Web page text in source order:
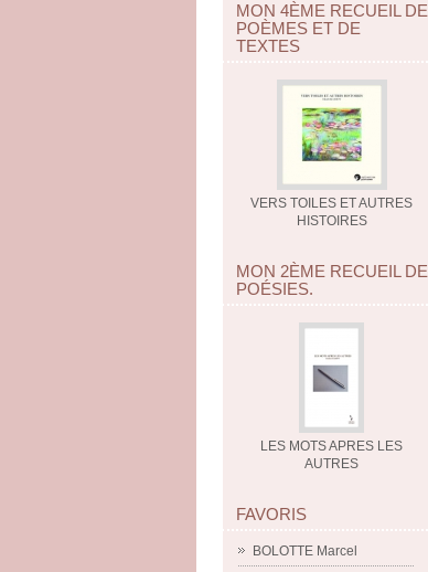
MON 4ÈME RECUEIL DE
POÈMES ET DE
TEXTES
VERS TOILES ET AUTRES
HISTOIRES
MON 2ÈME RECUEIL DE
POÉSIES.
LES MOTS APRES LES
AUTRES
FAVORIS
BOLOTTE Marcel